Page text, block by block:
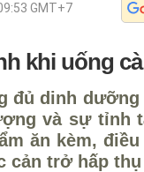
GMT+7
khi uống
đủ dinh
và sự tỉnh
ăn kèm,
cản trở hấp